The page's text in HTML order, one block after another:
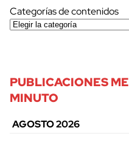
Categorías de contenidos
PUBLICACIONES
MINUTO
AGOSTO 2026